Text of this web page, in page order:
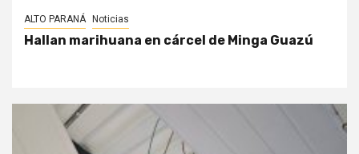
ALTO PARANÁ Noticias
Hallan marihuana en cárcel de Minga Guazú